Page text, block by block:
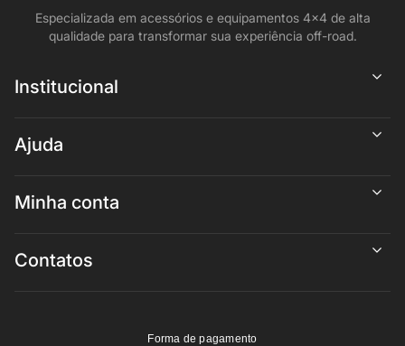
Especializada em acessórios e equipamentos 4x4 de alta
qualidade para transformar sua experiência off-road.
Institucional
Ajuda
Minha conta
Contatos
Forma de pagamento